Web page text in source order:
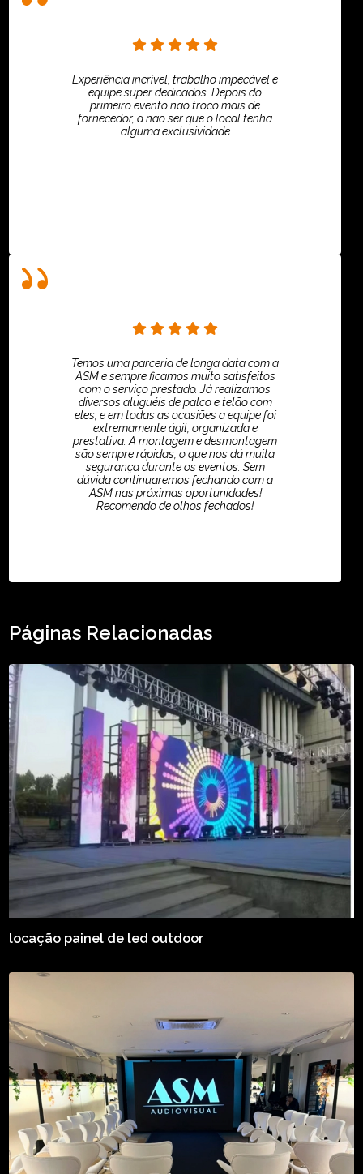
Experiência incrível, trabalho impecável e
equipe super dedicados. Depois do
primeiro evento não troco mais de
fornecedor, a não ser que o local tenha
alguma exclusividade
Temos uma parceria de longa data com a
ASM e sempre ficamos muito satisfeitos
com o serviço prestado. Já realizamos
diversos aluguéis de palco e telão com
eles, e em todas as ocasiões a equipe foi
extremamente ágil, organizada e
prestativa. A montagem e desmontagem
são sempre rápidas, o que nos dá muita
segurança durante os eventos. Sem
dúvida continuaremos fechando com a
ASM nas próximas oportunidades!
Recomendo de olhos fechados!
Páginas Relacionadas
locação painel de led outdoor